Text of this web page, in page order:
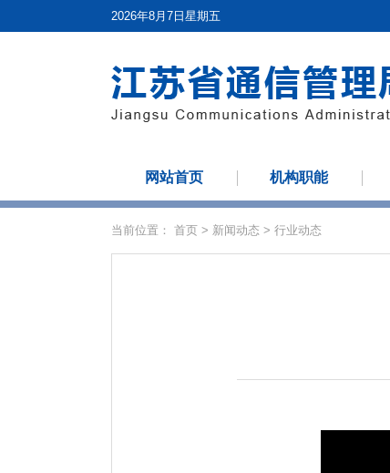
2026年8月7日星期五
网站首页 机构职能
当前位置： 首页 > 新闻动态 > 行业动态